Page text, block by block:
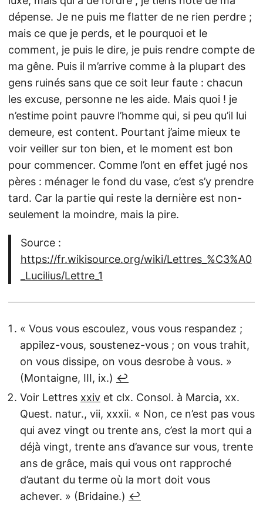
dépense. Je ne puis me flatter de ne rien perdre ;
mais ce que je perds, et le pourquoi et le
comment, je puis le dire, je puis rendre compte de
ma gêne. Puis il m’arrive comme à la plupart des
gens ruinés sans que ce soit leur faute : chacun
les excuse, personne ne les aide. Mais quoi ! je
n’estime point pauvre l’homme qui, si peu qu’il lui
demeure, est content. Pourtant j’aime mieux te
voir veiller sur ton bien, et le moment est bon
pour commencer. Comme l’ont en effet jugé nos
pères : ménager le fond du vase, c’est s’y prendre
tard. Car la partie qui reste la dernière est non-
seulement la moindre, mais la pire.
Source :
https://fr.wikisource.org/wiki/Lettres_%C3%A0
_Lucilius/Lettre_1
« Vous vous escoulez, vous vous respandez ;
appilez-vous, soustenez-vous ; on vous trahit,
on vous dissipe, on vous desrobe à vous. »
(Montaigne, III, ix.) ↩︎
Voir Lettres xxiv et clx. Consol. à Marcia, xx.
Quest. natur., vii, xxxii. « Non, ce n’est pas vous
qui avez vingt ou trente ans, c’est la mort qui a
déjà vingt, trente ans d’avance sur vous, trente
ans de grâce, mais qui vous ont rapproché
d’autant du terme où la mort doit vous
achever. » (Bridaine.) ↩︎